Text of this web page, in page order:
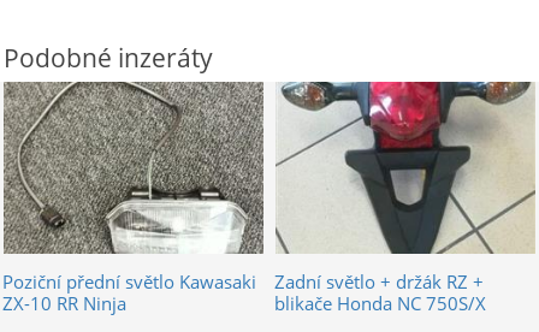
Podobné inzeráty
Poziční přední světlo Kawasaki
ZX-10 RR Ninja
Zadní světlo + držák RZ +
blikače Honda NC 750S/X